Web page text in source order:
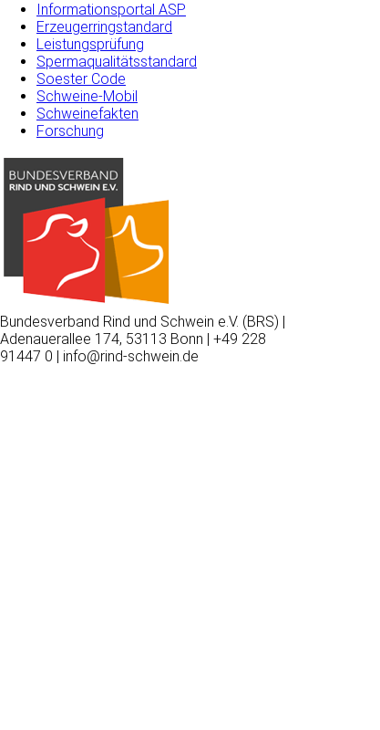
Informationsportal ASP
Erzeugerringstandard
Leistungsprüfung
Spermaqualitätsstandard
Soester Code
Schweine-Mobil
Schweinefakten
Forschung
Bundesverband Rind und Schwein e.V. (BRS) |
Adenauerallee 174, 53113 Bonn | +49 228
91447 0 | info@rind-schwein.de